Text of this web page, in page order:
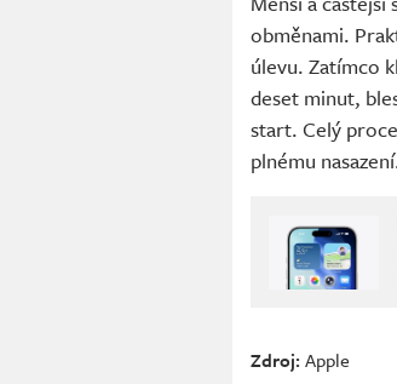
obměnami.
úlevu. Zatímco
deset minut,
start. Celý
plnému
Zdroj:Apple